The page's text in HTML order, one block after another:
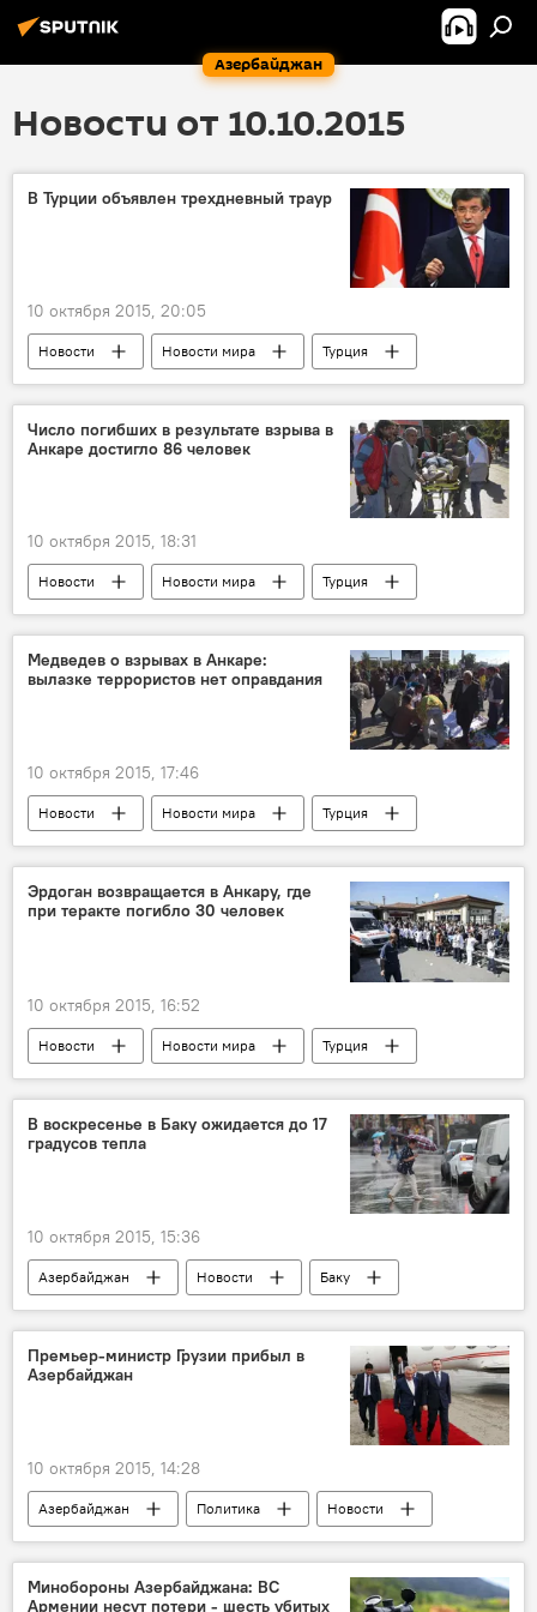
Азербайджан
Новости от 10.10.2015
В Турции объявлен трехдневный траур
10 октября 2015, 20:05
Новости Новости мира
Турция
Анкара
Премьер-министр Ахмет Давутоглу
Трехдневный траур
Правительство
Целостность
Число погибших в результате взрыва в
Анкаре достигло 86 человек
10 октября 2015, 18:31
Новости Новости мира
Турция
Анкара
МВД
Теракт
Погибшие
Раненные
Полиция
Террористы
Смертники
Медведев о взрывах в Анкаре:
вылазке террористов нет оправдания
10 октября 2015, 17:46
Новости Новости мира
Турция
Россия
Премьер-министр Ахмет Давутоглу
Премьер-министр России Дмитрий Медведев
Теракт
Взаимодействие
Насилие
Эрдоган возвращается в Анкару, где
при теракте погибло 30 человек
10 октября 2015, 16:52
Новости Новости мира
Турция
Анкара
Премьер-министр Ахмет Давутоглу
Воззвращение
Заседание совета безопасности
В воскресенье в Баку ожидается до 17
градусов тепла
10 октября 2015, 15:36
Азербайджан Новости
Баку
Бюро гидрометеорологических прогнозов Национального департамента гидрометеорологии Минэкологии и природных ресурсов Азербайджана
Дожди
Пасмурно
Грозы
Температура
Премьер-министр Грузии прибыл в
Азербайджан
10 октября 2015, 14:28
Азербайджан Политика
Новости
Грузия
Премьер-министр Грузии Ираклий Гарибашвили
Минобороны Азербайджана: ВС
Армении несут потери - шесть убитых